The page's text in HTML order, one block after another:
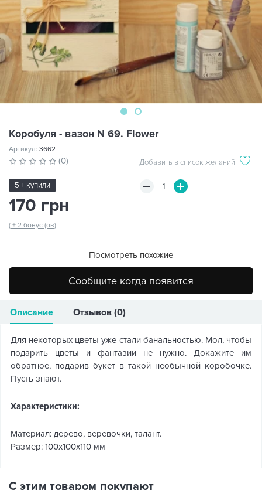
Коробуля - вазон N 69. Flower
Артикул: 3662
(0) Добавить в список желаний
5 + купили
170 грн
( + 2 бонус (ов)
Посмотреть похожие
Сообщите когда появится
Описание Отзывов (0)
Для некоторых цветы уже стали банальностью. Мол, чтобы
подарить цветы и фантазии не нужно. Докажите им
обратное, подарив букет в такой необычной коробочке.
Пусть знают.
Характеристики:
Материал: дерево, веревочки, талант.
Размер: 100х100х110 мм
С этим товаром покупают